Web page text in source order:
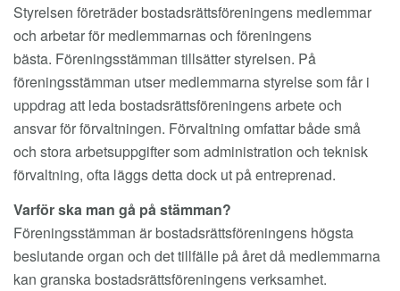
Styrelsen företräder bostadsrättsföreningens medlemmar
och arbetar för medlemmarnas och föreningens
bästa. Föreningsstämman tillsätter styrelsen. På
föreningsstämman utser medlemmarna styrelse som får i
uppdrag att leda bostadsrättsföreningens arbete och
ansvar för förvaltningen. Förvaltning omfattar både små
och stora arbetsuppgifter som administration och teknisk
förvaltning, ofta läggs detta dock ut på entreprenad.
Varför ska man gå på stämman?
Föreningsstämman är bostadsrättsföreningens högsta
beslutande organ och det tillfälle på året då medlemmarna
kan granska bostadsrättsföreningens verksamhet.